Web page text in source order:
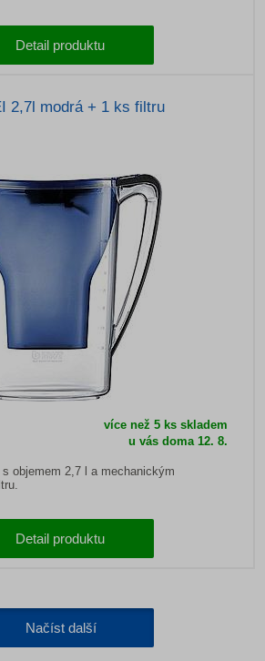
Detail produktu
2,7l modrá + 1 ks filtru
více než 5 ks skladem
u vás doma12. 8.
objemem 2,7 l a mechanickým
Detail produktu
Načíst další